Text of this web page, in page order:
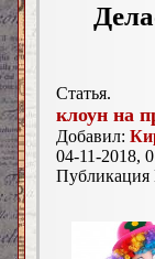
Статья.
клоун на
Добавил:
04-11-2018,